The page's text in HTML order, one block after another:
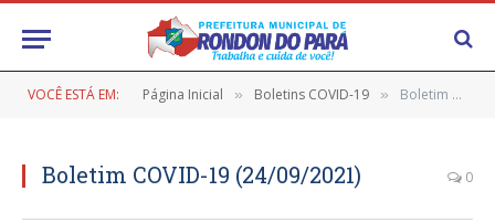
VOCÊ ESTÁ EM: Página Inicial » Boletins COVID-19 » Boletim COVID-19 (24/09/2021)
Boletim COVID-19 (24/09/2021) 0